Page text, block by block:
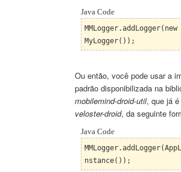
Java Code
MMLogger.addLogger(new
MyLogger());
Ou então, você pode usar a
padrão disponibilizada na
mobilemind-droid-util, que já
veloster-droid, da seguinte
Java Code
nstance());